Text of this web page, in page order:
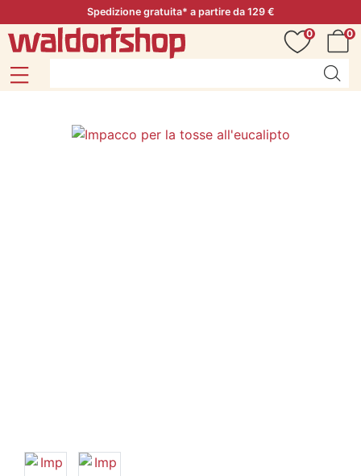
Spedizione gratuita* a partire da 129 €
0
0